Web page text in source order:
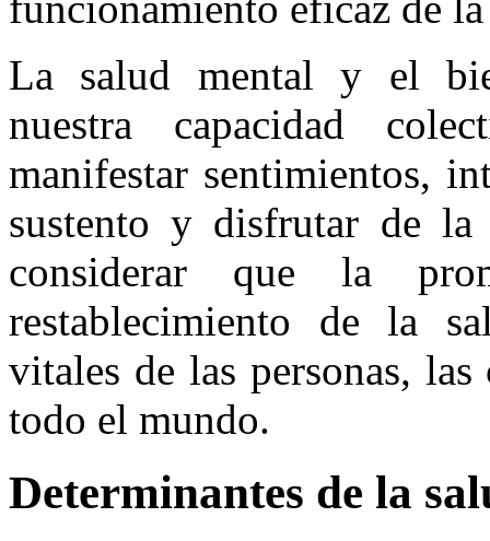
La salud mental y el
nuestra capacidad
manifestar sentimientos,
sustento y disfrutar de la
considerar que la
restablecimiento de la
vitales de las personas,
todo el mundo.
Determinantes de la